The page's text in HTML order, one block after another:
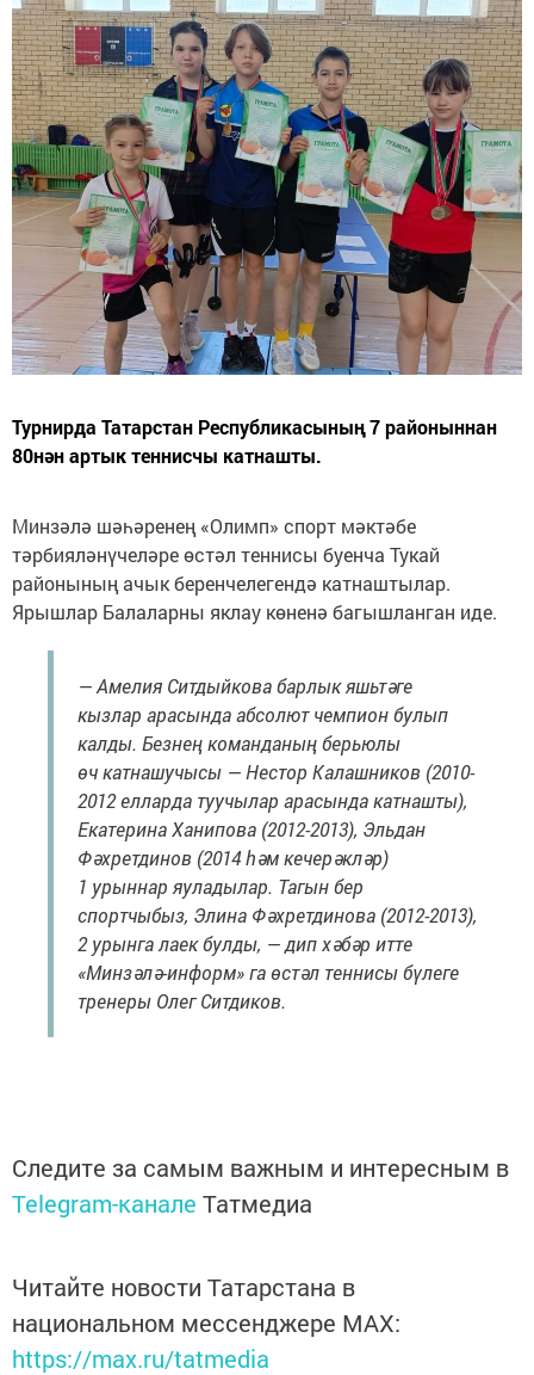
Турнирда Татарстан Республикасының 7 районыннан
80нән артык теннисчы катнашты.
Минзәлә шәһәренең «Олимп» спорт мәктәбе
тәрбияләнүчеләре өстәл теннисы буенча Тукай
районының ачык беренчелегендә катнаштылар.
Ярышлар Балаларны яклау көненә багышланган иде.
— Амелия Ситдыйкова барлык яшьтәге
кызлар арасында абсолют чемпион булып
калды. Безнең команданың берьюлы
өч катнашучысы — Нестор Калашников (2010-
2012 елларда туучылар арасында катнашты),
Екатерина Ханипова (2012-2013), Эльдан
Фәхретдинов (2014 һәм кечерәкләр)
1 урыннар яуладылар. Тагын бер
спортчыбыз, Элина Фәхретдинова (2012-2013),
2 урынга лаек булды, — дип хәбәр итте
«Минзәлә-информ» га өстәл теннисы бүлеге
тренеры Олег Ситдиков.
Следите за самым важным и интересным в
Telegram-канале Татмедиа
Читайте новости Татарстана в
национальном мессенджере MАХ:
https://max.ru/tatmedia